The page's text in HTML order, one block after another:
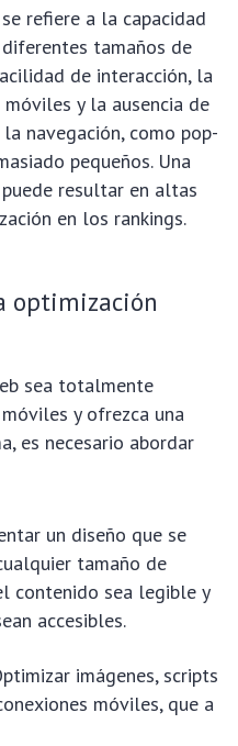
refiere a la capacidad
tamaños de
de interacción, la
y la ausencia de
navegación, como pop-
pequeños. Una
resultar en altas
en los rankings.
optimización
sea totalmente
y ofrezca una
es necesario abordar
un diseño que se
tamaño de
contenido sea legible y
accesibles.
imágenes, scripts
móviles, que a